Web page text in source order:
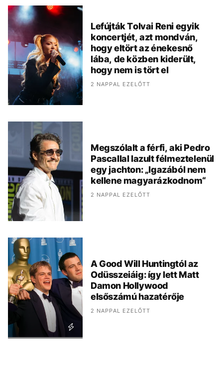
Lefújták Tolvai Reni egyik
koncertjét, azt mondván,
hogy eltört az énekesnő
lába, de közben kiderült,
hogy nem is tört el
2 NAPPAL EZELŐTT
Megszólalt a férfi, aki Pedro
Pascallal lazult félmeztelenül
egy jachton: „Igazából nem
kellene magyarázkodnom“
2 NAPPAL EZELŐTT
A Good Will Huntingtól az
Odüsszeiáig: így lett Matt
Damon Hollywood
elsőszámú hazatérője
2 NAPPAL EZELŐTT